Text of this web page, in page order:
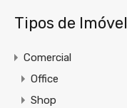
Tipos de Imóvel
Comercial
Office
Shop